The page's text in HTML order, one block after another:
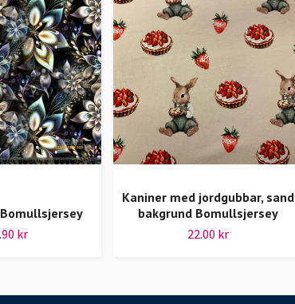
kr
Kaniner med jordgubbar, sand
bakgrund Bomullsjersey
22.00 kr